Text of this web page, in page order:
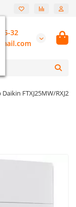
32
FTXJ25MW/